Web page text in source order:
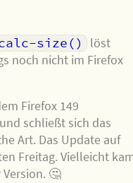
size()
löst
noch nicht im Firefox
Firefox 149
schließt sich das
Art. Das Update auf
Freitag. Vielleicht
🤔